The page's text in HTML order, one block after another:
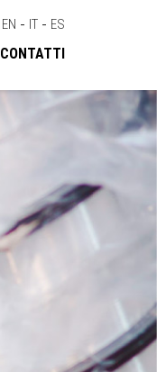
EN - IT - ES
CONTATTI